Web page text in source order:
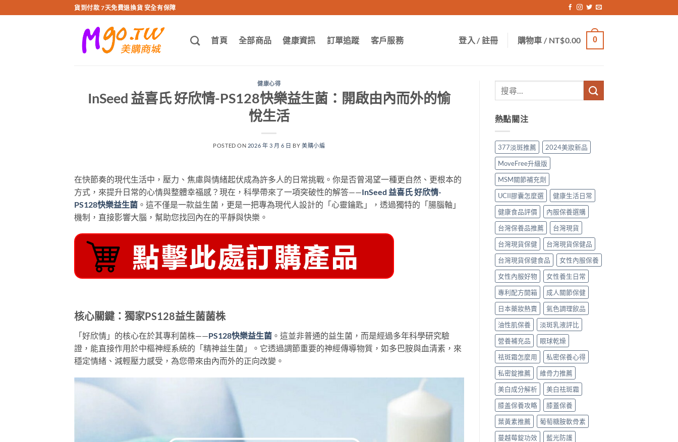
轉
貨到付款 7天免費退換貨 安全有保障
首頁 全部商品 健康資訊 訂單追蹤 客戶服務 登入 / 註冊 購物車 / NT$0.00 0
健康心得
InSeed 益喜氏 好欣情-PS128快樂益生菌：開啟由內而外的愉
悅生活
POSTED ON 2026 年 3 月 6 日 BY 美購小編
在快節奏的現代生活中，壓力、焦慮與情緒起伏成為許多人的日常挑戰。你是否曾渴望一種更自然、更根本的
方式，來提升日常的心情與整體幸福感？現在，科學帶來了一項突破性的解答——InSeed 益喜氏 好欣情-
PS128快樂益生菌 。這不僅是一款益生菌，更是一把專為現代人設計的「心靈鑰匙」，透過獨特的「腸腦軸」
機制，直接影響大腦，幫助您找回內在的平靜與快樂。
核心關鍵：獨家PS128益生菌菌株
「好欣情」的核心在於其專利菌株——PS128快樂益生菌 。這並非普通的益生菌，而是經過多年科學研究驗
證，能直接作用於中樞神經系統的「精神益生菌」。它透過調節重要的神經傳導物質，如多巴胺與血清素，來
穩定情緒、減輕壓力感受，為您帶來由內而外的正向改變。
熱點關注
377淡斑推薦
2024美妝新品
MoveFree升級版
MSM關節補充劑
UCII膠囊怎麼選
健康生活日常
健康食品評價
內服保養選購
台灣保養品推薦
台灣現貨
台灣現貨保健
台灣現貨保健品
台灣現貨保健食品
女性內服保養
女性內服好物
女性養生日常
專利配方開箱
成人關節保健
日本藥妝熱賣
氣色調理飲品
油性肌保養
淡斑乳液評比
營養補充品
眼球乾燥
祛斑霜怎麼用
私密保養心得
私密錠推薦
維骨力推薦
美白成分解析
美白祛斑霜
膝盖保養攻略
膝蓋保養
葉黃素推薦
葡萄糖胺軟骨素
蔓越莓錠功效
藍光防護